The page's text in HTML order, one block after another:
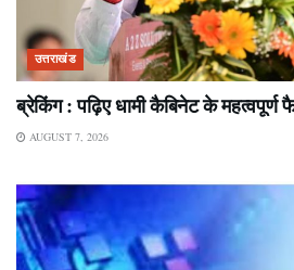
उत्तराखंड
ब्रेकिंग : पढ़िए धामी कैबिनेट के
AUGUST 7, 2026